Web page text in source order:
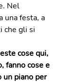
Nel
una festa, a
che gli si
cose qui,
fanno cose e
un piano per